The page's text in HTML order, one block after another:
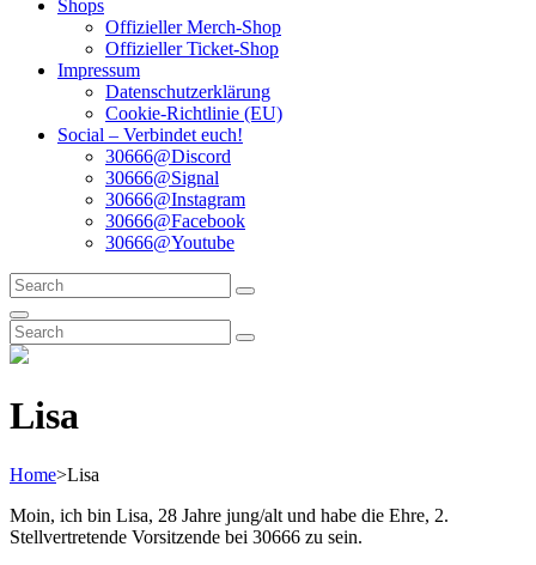
Shops
Offizieller Merch-Shop
Offizieller Ticket-Shop
Impressum
Datenschutzerklärung
Cookie-Richtlinie (EU)
Social – Verbindet euch!
30666@Discord
30666@Signal
30666@Instagram
30666@Facebook
30666@Youtube
Search
for:
Search
Search
Search
for:
Search
Lisa
Home>Lisa
Moin, ich bin Lisa, 28 Jahre jung/alt und habe die Ehre, 2.
Stellvertretende Vorsitzende bei 30666 zu sein.